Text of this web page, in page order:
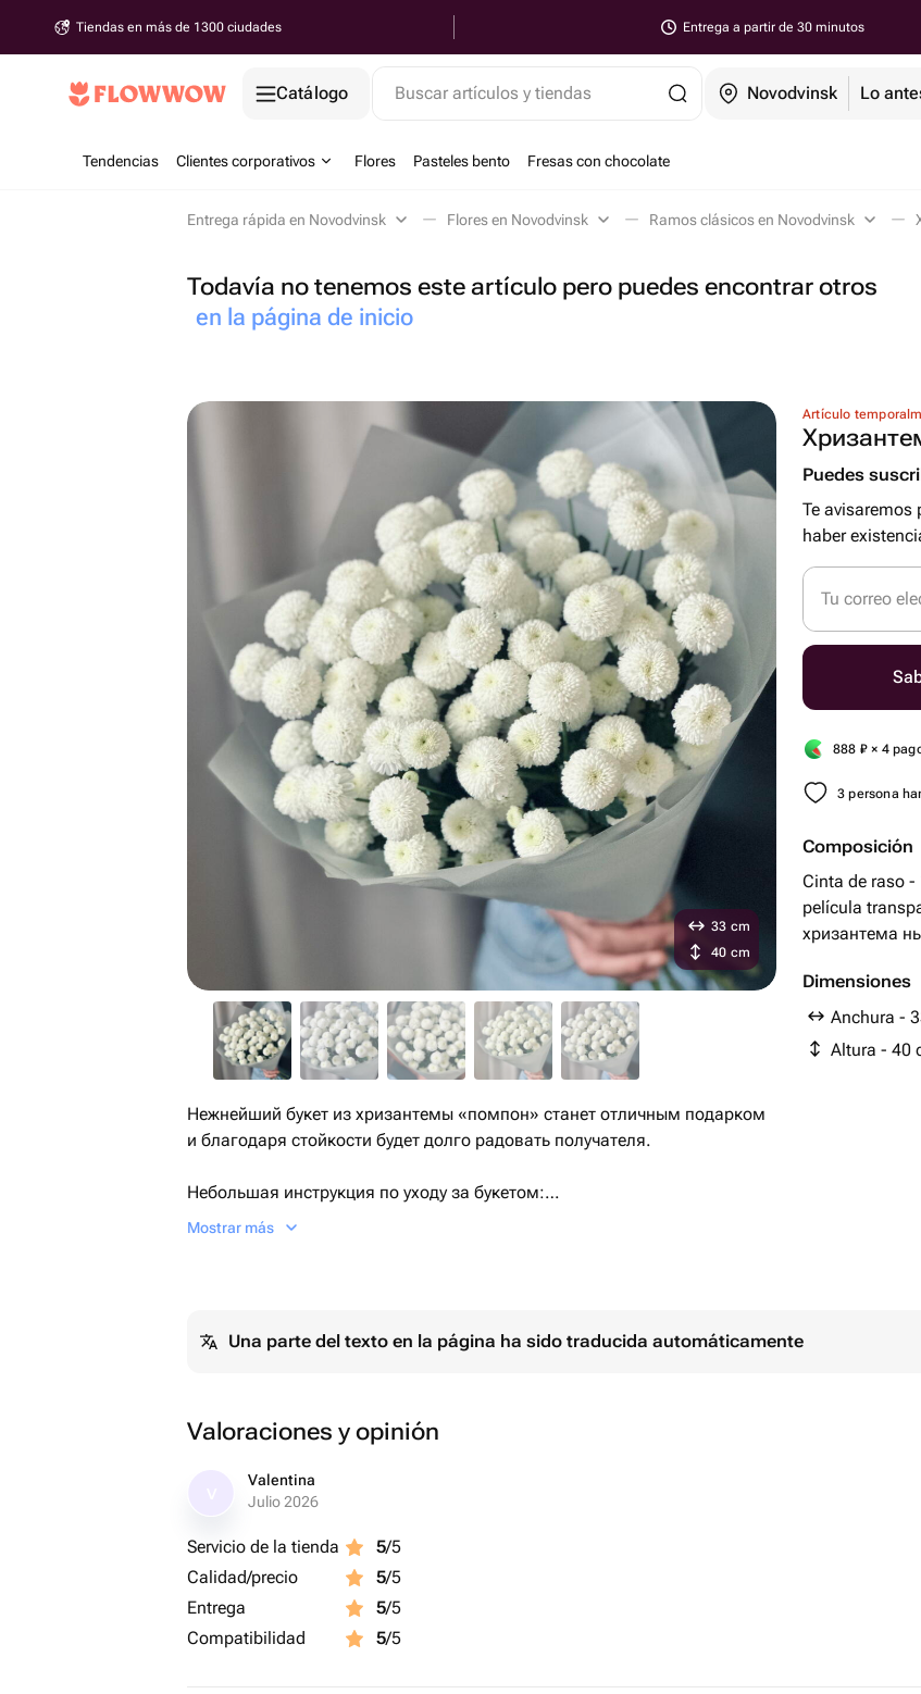
Tiendas en más de 1300 ciudades Entrega a partir de 30 minutos
Catálogo Buscar artículos y tiendas Novodvinsk Lo
Tendencias Clientes corporativos Flores Pasteles bento Fresas con chocolate
Entrega rápida en Novodvinsk Flores en Novodvinsk Ramos clásicos en Novodvinsk
Todavía no tenemos este artículo pero puedes encontrar otros
en la página de inicio
Artículo
Puedes
Te avisaremos
haber
Tu correo
888 ₽ × 4
3 persona
Composición
Cinta de raso -
película
хризантема
Dimensiones
Anchura -
Altura - 40
33 cm
40 cm
Нежнейший букет из хризантемы «помпон» станет отличным подарком
и благодаря стойкости будет долго радовать получателя.
Небольшая инструкция по уходу за букетом:
- перед тем, как ставить цветок в воду, его необходимо подрезать .
Mostrar más
Una parte del texto en la página ha sido traducida automáticamente
Valoraciones y opinión
Valentina
Julio 2026
Servicio de la tienda 5/5
Calidad/precio
5/5
Entrega
5/5
Compatibilidad
5/5